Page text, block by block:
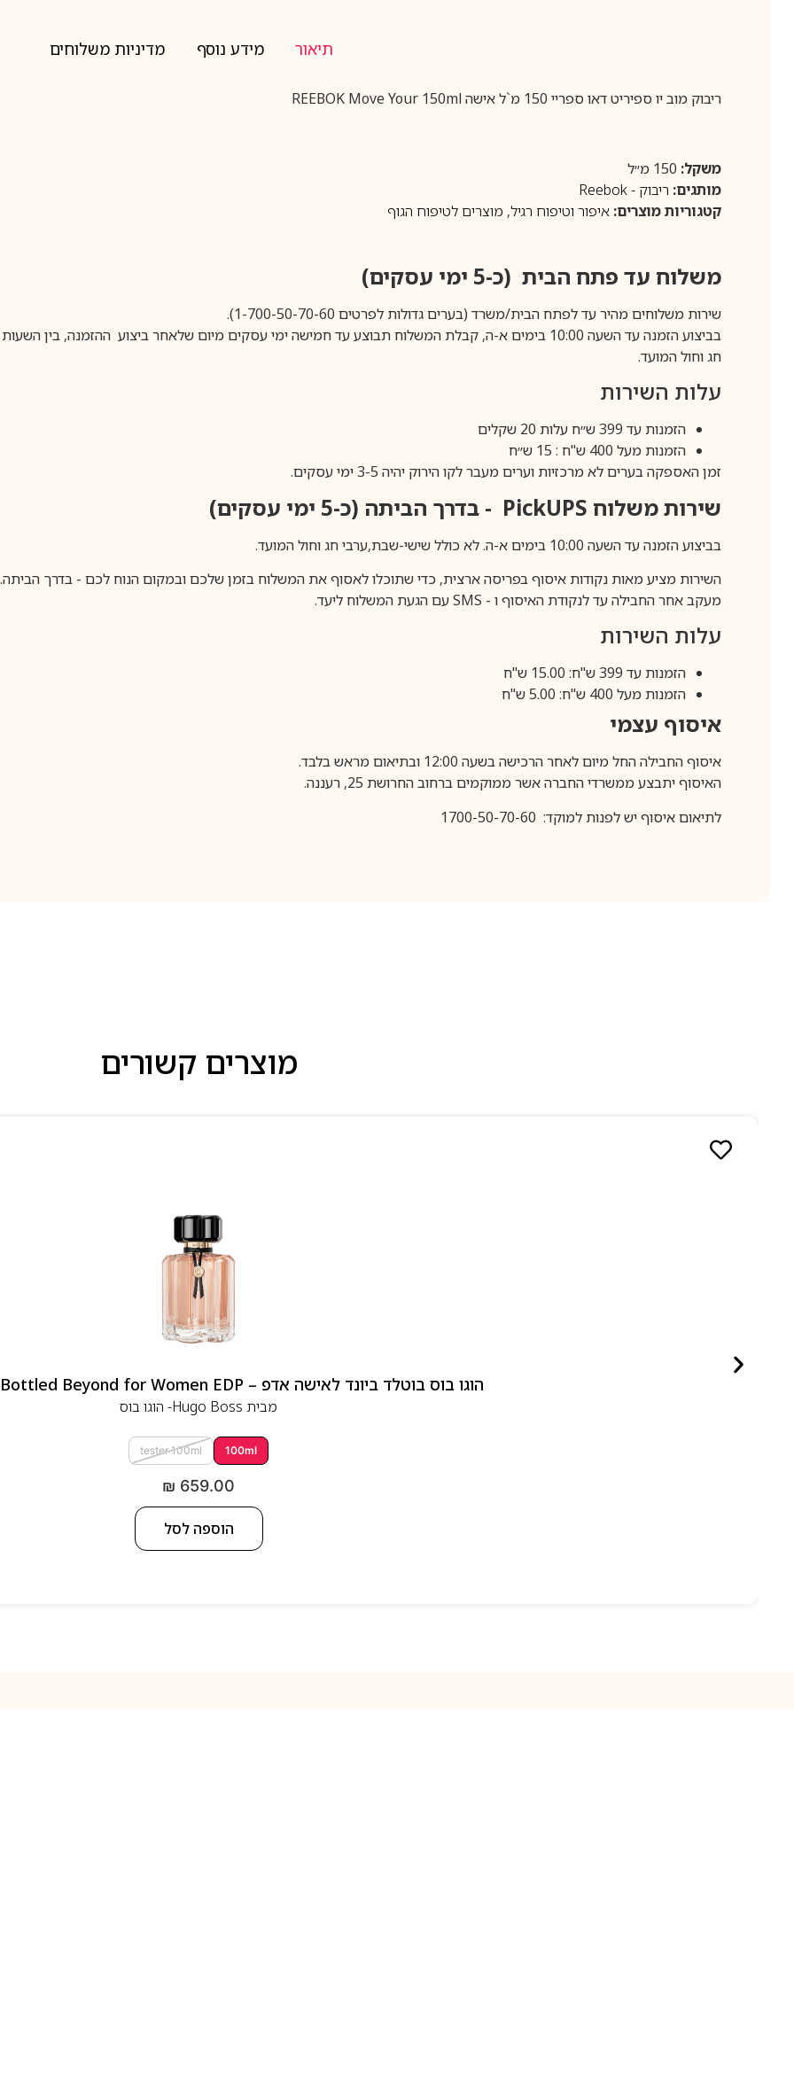
תיאור מידע נוסף מדיניות משלוחים
ריבוק מוב יו ספיריט דאו ספריי 150 מ`ל אישה REEBOK Move Your 150ml
משקל:
מותגים: ריבוק - Reebok
קטגוריות מוצרים: איפור וטיפוח רגיל, מוצרים לטיפוח הגוף
משלוח עד פתח הבית (כ-5 ימי עסקים)
שירות משלוחים מהיר עד לפתח הבית/משרד (בערים גדולות לפרטים 1-700-50-70-60).
חג וחול המועד.
עלות השירות
הזמנות עד 399 ש״ח עלות 20 שקלים
הזמנות מעל 400 ש"ח : 15 ש״ח
זמן האספקה בערים לא מרכזיות וערים מעבר לקו הירוק יהיה 3-5 ימי עסקים.
שירות משלוח PickUPS - בדרך הביתה (כ-5 ימי עסקים)
בביצוע הזמנה עד השעה 10:00 בימים א-ה. לא כולל שישי-שבת,ערבי חג וחול המועד.
השירות מציע מאות נקודות איסוף בפריסה ארצית, כדי שתוכלו לאסוף את המשלוח בזמן שלכם ובמקום הנוח לכם - בדרך הביתה.
מעקב אחר החבילה עד לנקודת האיסוף ו - SMSעם הגעת המשלוח ליעד.
עלות השירות
הזמנות עד 399 ש"ח: 15.00 ש"ח
הזמנות מעל 400 ש"ח: 5.00 ש"ח
איסוף עצמי
איסוף החבילה החל מיום לאחר הרכישה בשעה 12:00 ובתיאום מראש בלבד.
האיסוף יתבצע ממשרדי החברה אשר ממוקמים ברחוב החרושת 25, רעננה.
לתיאום איסוף יש לפנות למוקד: 1700-50-70-60
מוצרים קשורים
הוגו בוס בוטלד ביונד לאישה אדפ – Hugo Boss Bottled Beyond for Women EDP
מבית Hugo Boss- הוגו בוס
100ml
tester 100ml
₪ 659.00
הוספה לסל